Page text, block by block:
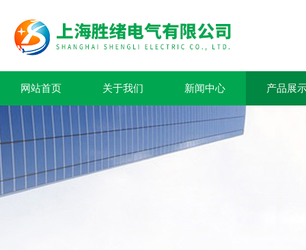
网站首页 关于我们 新闻中心 产品展